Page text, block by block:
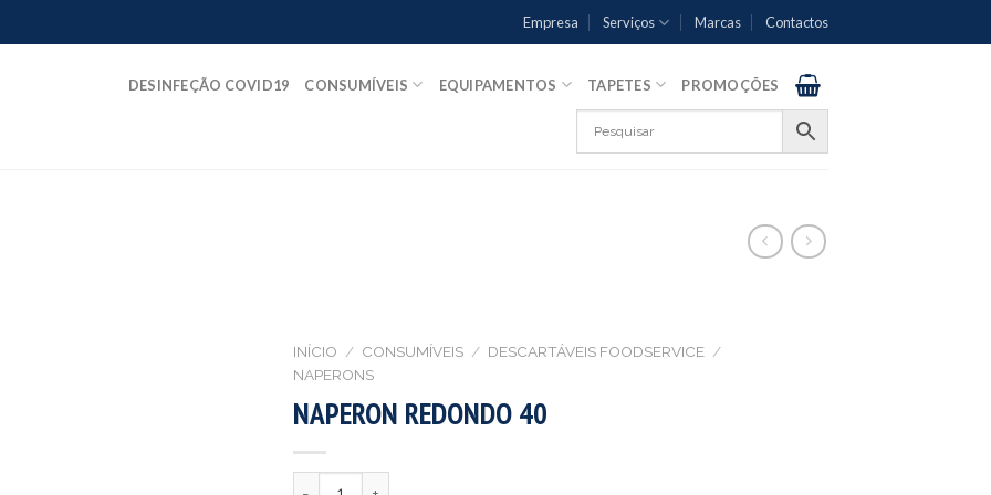
Empresa Serviços Marcas Contactos
DESINFEÇÃO COVID19 CONSUMÍVEIS EQUIPAMENTOS TAPETES PROMOÇÕES
INÍCIO / CONSUMÍVEIS / DESCARTÁVEIS FOODSERVICE /
NAPERONS
NAPERON REDONDO 40